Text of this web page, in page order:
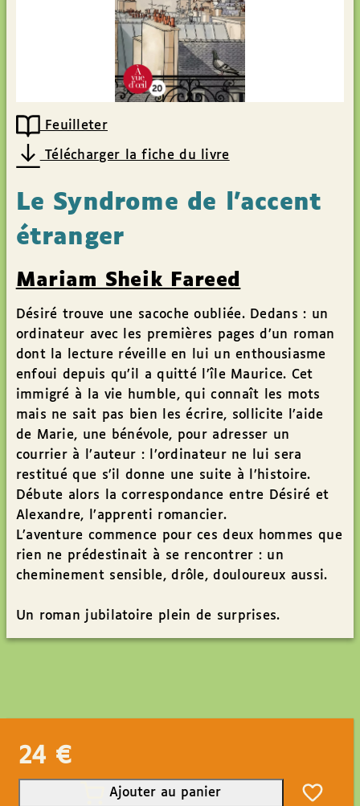
Feuilleter
Télécharger la fiche du livre
Le Syndrome de l’accent
étranger
Mariam Sheik Fareed
Désiré trouve une sacoche oubliée. Dedans : un
ordinateur avec les premières pages d’un roman
dont la lecture réveille en lui un enthousiasme
enfoui depuis qu’il a quitté l’île Maurice. Cet
immigré à la vie humble, qui connaît les mots
mais ne sait pas bien les écrire, sollicite l’aide
de Marie, une bénévole, pour adresser un
courrier à l’auteur : l’ordinateur ne lui sera
restitué que s’il donne une suite à l’histoire.
Débute alors la correspondance entre Désiré et
Alexandre, l’apprenti romancier.
L’aventure commence pour ces deux hommes que
rien ne prédestinait à se rencontrer : un
cheminement sensible, drôle, douloureux aussi.
Un roman jubilatoire plein de surprises.
24 €
Ajouter au panier